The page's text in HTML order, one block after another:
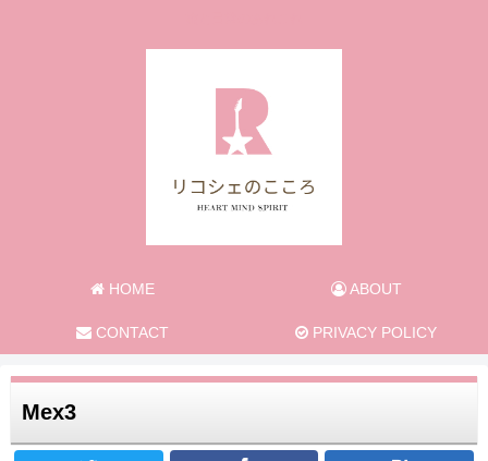
HOME ABOUT
CONTACT PRIVACY POLICY
Mex3